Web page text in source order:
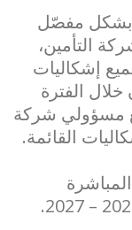
بشكل مفصّل
التأمين،
إشكاليات
الفترة
مسؤولي شركة
القائمة.